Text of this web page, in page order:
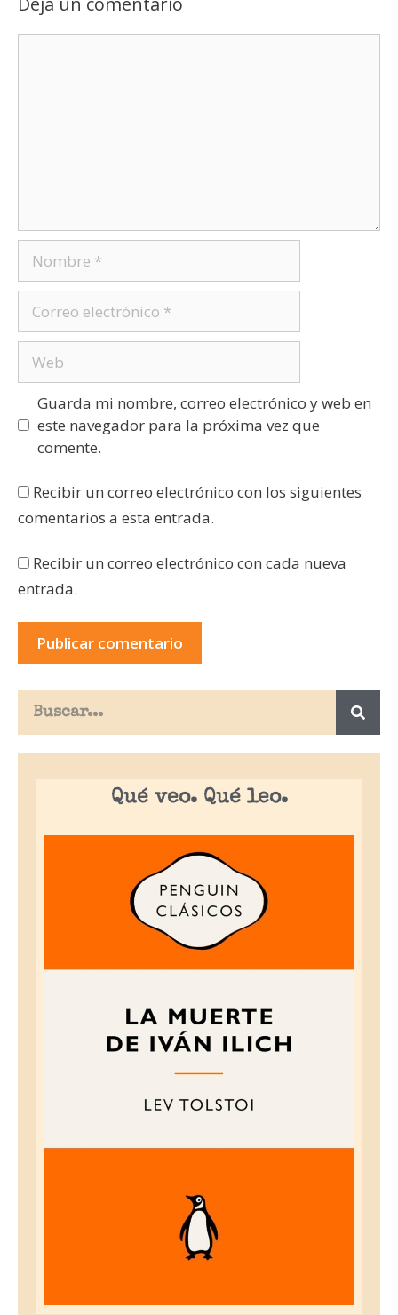
Guarda mi nombre, correo electrónico y web en
este navegador para la próxima vez que
comente.
Recibir un correo electrónico con los siguientes
comentarios a esta entrada.
Recibir un correo electrónico con cada nueva
entrada.
Qué veo. Qué leo.